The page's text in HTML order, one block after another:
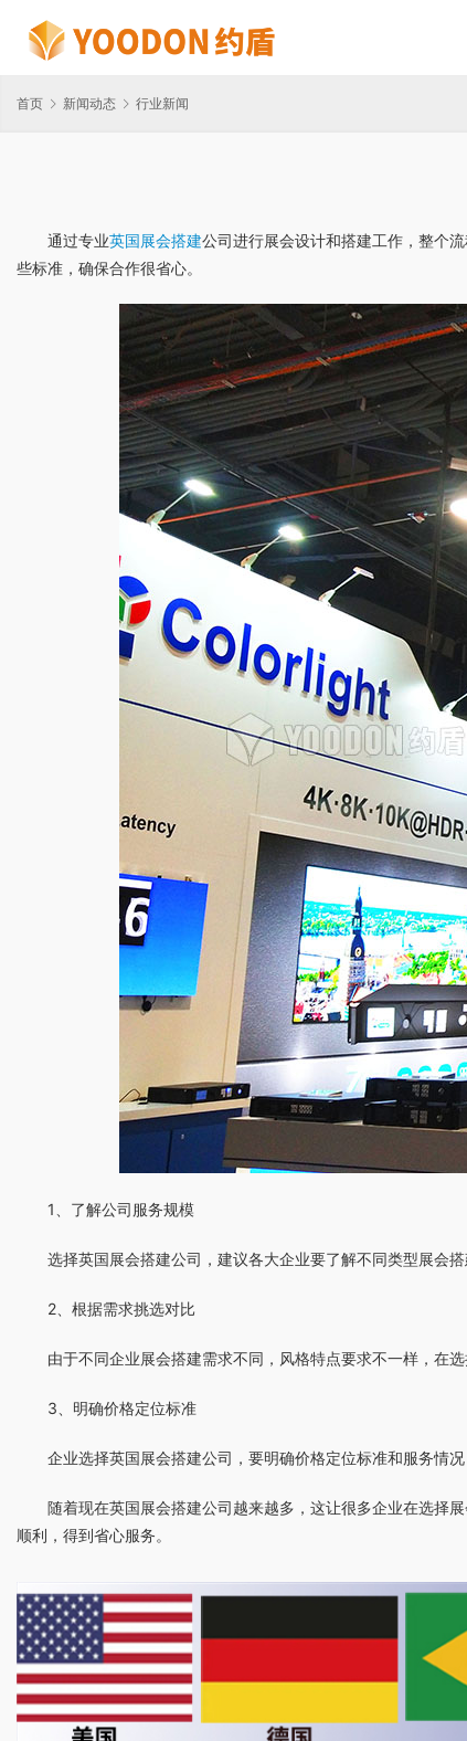
首页 新闻动态 行业新闻
通过专业英国展会搭建公司进行展会设计和搭建工作，整个
些标准，确保合作很省心。
1、了解公司服务规模
选择英国展会搭建公司，建议各大企业要了解不同类型展会
2、根据需求挑选对比
由于不同企业展会搭建需求不同，风格特点要求不一样，在
3、明确价格定位标准
企业选择英国展会搭建公司，要明确价格定位标准和服务情
随着现在英国展会搭建公司越来越多，这让很多企业在选择
顺利，得到省心服务。